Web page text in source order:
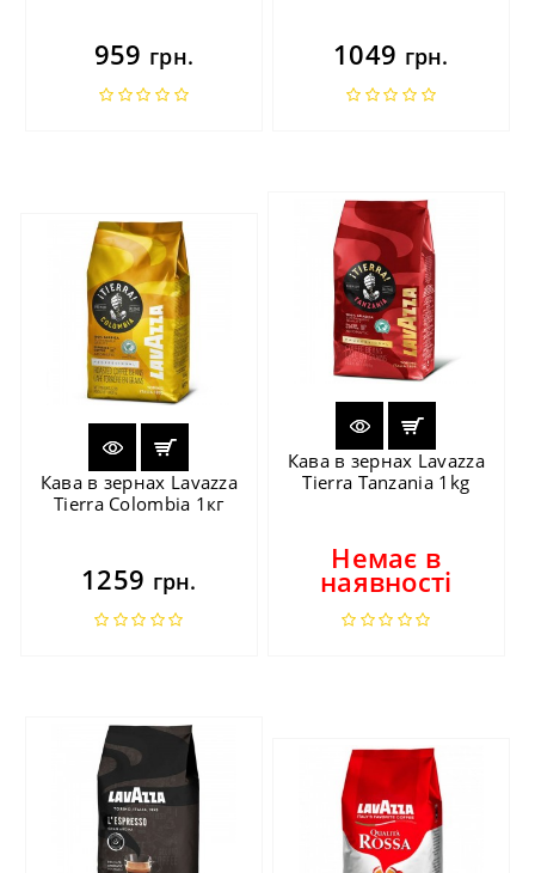
959 грн. 1049 грн.
Кава в зернах Lavazza
Tierra Colombia 1кг
1259 грн.
Кава в зернах Lavazza
Tierra Tanzania 1kg
Немає в
наявності